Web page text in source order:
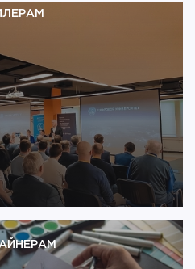
и
для бизнеса,
сотрудничаете с
Поэтому
свой ассортимент
Наша цель – создание
заточенной на
У нас накоплен
продажи и
и акустических
богатый арсенал
которые помогут